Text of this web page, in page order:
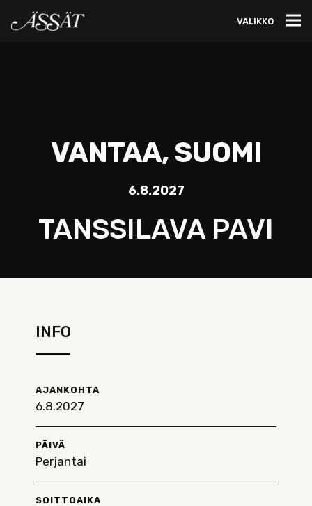
VALIKKO
VANTAA, SUOMI
6.8.2027
TANSSILAVA PAVI
INFO
AJANKOHTA
6.8.2027
PÄIVÄ
Perjantai
SOITTOAIKA